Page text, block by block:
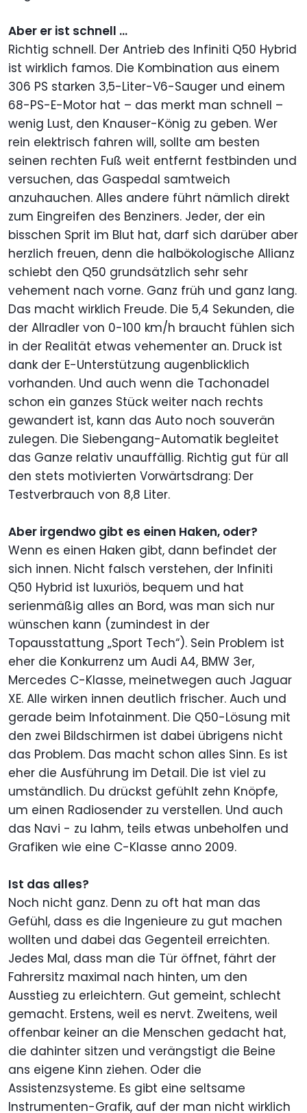
Aber er ist schnell ...
Richtig schnell. Der Antrieb des Infiniti Q50 Hybrid
ist wirklich famos. Die Kombination aus einem
306 PS starken 3,5-Liter-V6-Sauger und einem
68-PS-E-Motor hat – das merkt man schnell –
wenig Lust, den Knauser-König zu geben. Wer
rein elektrisch fahren will, sollte am besten
seinen rechten Fuß weit entfernt festbinden und
versuchen, das Gaspedal samtweich
anzuhauchen. Alles andere führt nämlich direkt
zum Eingreifen des Benziners. Jeder, der ein
bisschen Sprit im Blut hat, darf sich darüber aber
herzlich freuen, denn die halbökologische Allianz
schiebt den Q50 grundsätzlich sehr sehr
vehement nach vorne. Ganz früh und ganz lang.
Das macht wirklich Freude. Die 5,4 Sekunden, die
der Allradler von 0-100 km/h braucht fühlen sich
in der Realität etwas vehementer an. Druck ist
dank der E-Unterstützung augenblicklich
vorhanden. Und auch wenn die Tachonadel
schon ein ganzes Stück weiter nach rechts
gewandert ist, kann das Auto noch souverän
zulegen. Die Siebengang-Automatik begleitet
das Ganze relativ unauffällig. Richtig gut für all
den stets motivierten Vorwärtsdrang: Der
Testverbrauch von 8,8 Liter.
Aber irgendwo gibt es einen Haken, oder?
Wenn es einen Haken gibt, dann befindet der
sich innen. Nicht falsch verstehen, der Infiniti
Q50 Hybrid ist luxuriös, bequem und hat
serienmäßig alles an Bord, was man sich nur
wünschen kann (zumindest in der
Topausstattung „Sport Tech“). Sein Problem ist
eher die Konkurrenz um Audi A4, BMW 3er,
Mercedes C-Klasse, meinetwegen auch Jaguar
XE. Alle wirken innen deutlich frischer. Auch und
gerade beim Infotainment. Die Q50-Lösung mit
den zwei Bildschirmen ist dabei übrigens nicht
das Problem. Das macht schon alles Sinn. Es ist
eher die Ausführung im Detail. Die ist viel zu
umständlich. Du drückst gefühlt zehn Knöpfe,
um einen Radiosender zu verstellen. Und auch
das Navi - zu lahm, teils etwas unbeholfen und
Grafiken wie eine C-Klasse anno 2009.
Ist das alles?
Noch nicht ganz. Denn zu oft hat man das
Gefühl, dass es die Ingenieure zu gut machen
wollten und dabei das Gegenteil erreichten.
Jedes Mal, dass man die Tür öffnet, fährt der
Fahrersitz maximal nach hinten, um den
Ausstieg zu erleichtern. Gut gemeint, schlecht
gemacht. Erstens, weil es nervt. Zweitens, weil
offenbar keiner an die Menschen gedacht hat,
die dahinter sitzen und verängstigt die Beine
ans eigene Kinn ziehen. Oder die
Assistenzsysteme. Es gibt eine seltsame
Instrumenten-Grafik, auf der man nicht wirklich